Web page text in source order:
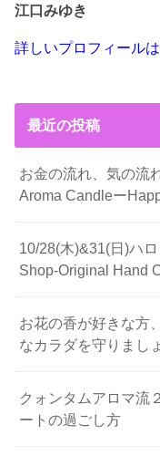
江口みゆき
詳しいプロフィール
最近の投稿
お金の流れ、気の流
Aroma Candleー
10/28(木)&31(日)ハ
Shop-Original Hand
お花の香が好きな方
なカラダを守りまし
クォンタムアロマ流
ートの過ごし方